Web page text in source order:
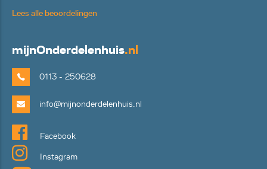
Lees alle beoordelingen
mijnOnderdelenhuis.nl
0113 - 250628
info@mijnonderdelenhuis.nl
Facebook
Instagram